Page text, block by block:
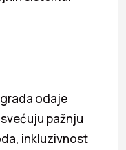
odaje
pažnju
inkluzivnost